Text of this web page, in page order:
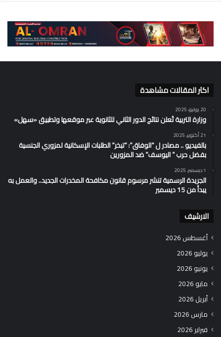
اكثر المقالات مشاهدة
20 يوليو، 2025
وزارة التربية تُعلن نتائج الدور الثاني للثانوية عبر موقعها وتطبيق «سهل»
21 أكتوبر، 2025
بالفيديو .. مصادر ل “الوفاق”: “تبخر” الطلبات الإسكانية لمزوري الجنسية
بفضل حرب ” اليوسف” ضد المزورين
1 ديسمبر، 2025
الجريدة الرسمية تنشر مرسوم قانون مكافحة المخدرات الجديد.. والعمل به
يبدأ من 15 ديسمبر
الارشيف
أغسطس 2026
يوليو 2026
يونيو 2026
مايو 2026
أبريل 2026
مارس 2026
فبراير 2026